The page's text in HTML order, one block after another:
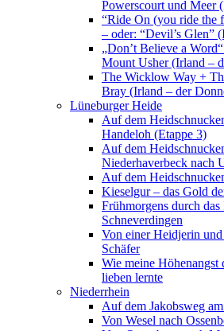
Powerscourt und Meer
“Ride On (you ride the
– oder: “Devil’s Glen”
„Don’t Believe a
Mount Usher (Irland –
The Wicklow Way +
Bray (Irland – der
Lüneburger Heide
Auf dem
Handeloh (Etappe 3)
Auf dem
Niederhaverbeck nach
Auf dem
Kieselgur – das Gold
Frühmorgens durch das
Schneverdingen
Von einer Heidjerin
Schäfer
Wie meine
lieben lernte
Niederrhein
Auf dem Jakobsweg
Von Wesel nach